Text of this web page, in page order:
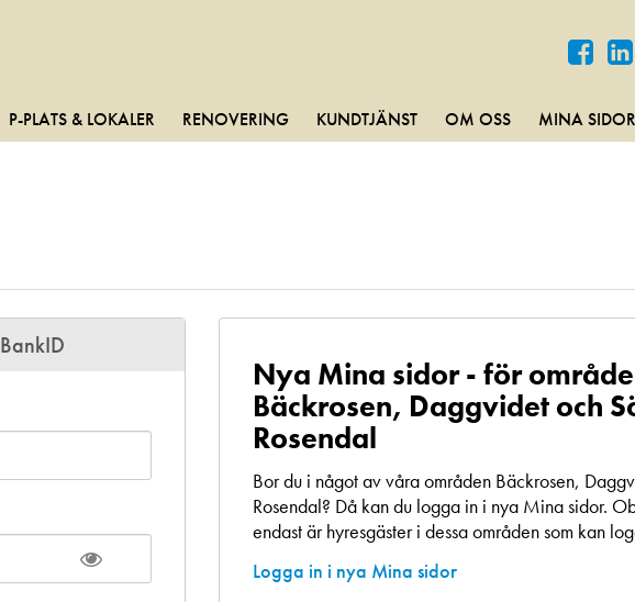
P-PLATS & LOKALER RENOVERING KUNDTJÄNST OM OSS MINA SIDOR
BankID
Nya Mina sidor - för
Bäckrosen, Daggvidet och
Rosendal
Bor du i något av våra områden Bäckrosen,
Rosendal? Då kan du logga in i nya Mina sidor.
endast är hyresgäster i dessa områden som kan
Logga in i nya Mina sidor